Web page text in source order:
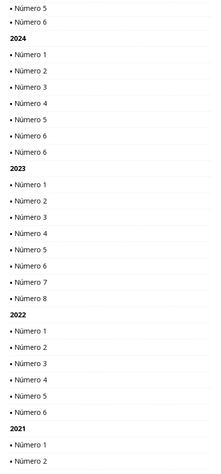
▪ Número 5
▪ Número 6
2024
▪ Número 1
▪ Número 2
▪ Número 3
▪ Número 4
▪ Número 5
▪ Número 6
▪ Número 6
2023
▪ Número 1
▪ Número 2
▪ Número 3
▪ Número 4
▪ Número 5
▪ Número 6
▪ Número 7
▪ Número 8
2022
▪ Número 1
▪ Número 2
▪ Número 3
▪ Número 4
▪ Número 5
▪ Número 6
2021
▪ Número 1
▪ Número 2